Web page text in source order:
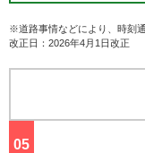
※道路事情などにより、時刻
改正日：2026年4月1日改正
05